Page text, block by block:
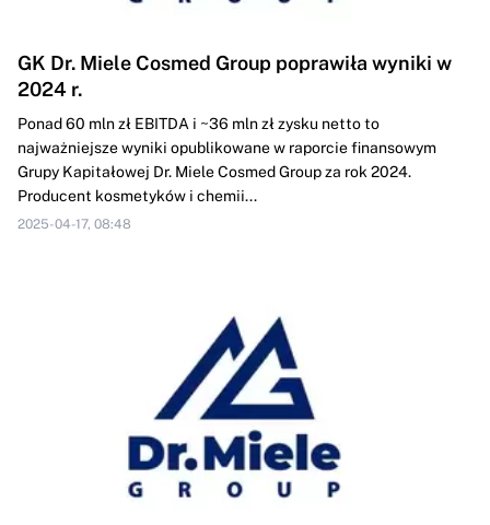
GK Dr. Miele Cosmed Group poprawiła wyniki w
2024 r.
Ponad 60 mln zł EBITDA i ~36 mln zł zysku netto to
najważniejsze wyniki opublikowane w raporcie finansowym
Grupy Kapitałowej Dr. Miele Cosmed Group za rok 2024.
Producent kosmetyków i chemii...
2025-04-17, 08:48